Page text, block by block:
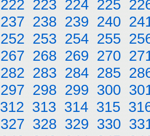
222 223 224 225
237 238 239 240
252 253 254 255
267 268 269 270
282 283 284 285
297 298 299 300
312 313 314 315
327 328 329 330